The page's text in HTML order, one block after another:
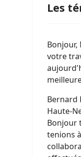
Les
votre
Bernard
Haute-
Bonjour
tenions